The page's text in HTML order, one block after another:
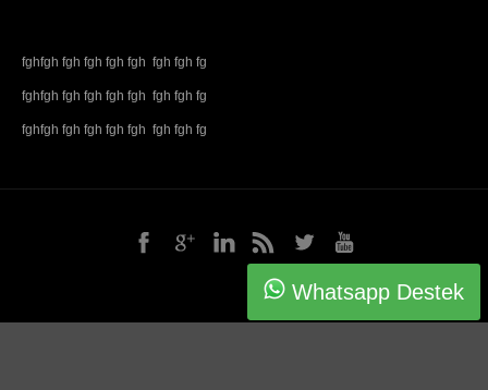
fghfgh fgh fgh fgh fgh fgh fgh fg
fghfgh fgh fgh fgh fgh fgh fgh fg
fghfgh fgh fgh fgh fgh fgh fgh fg
Whatsapp Destek